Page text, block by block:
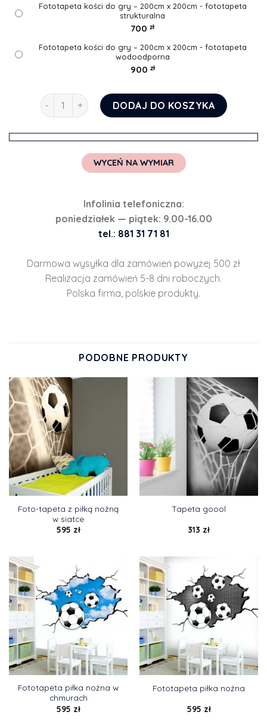
Fototapeta kości do gry – 200cm x 200cm - fototapeta
strukturalna
700 zł
Fototapeta kości do gry – 200cm x 200cm - fototapeta
wodoodporna
900 zł
ilość Fototapeta kości do gryDODAJ DO KOSZYKA
WYCEŃ NA WYMIAR
Infolinia telefoniczna:
poniedziałek — piątek: 9.00-16.00
tel.: 881 31 71 81
Darmowa wysyłka dla zamówień powyżej 500 zł
Realizacja zamówień 5-8 dni roboczych.
Polska firma, polskie produkty.
PODOBNE PRODUKTY
Foto-tapeta z piłką nożną
w siatce
595 zł
Tapeta goool
313 zł
Fototapeta piłka nożna w
chmurach
595 zł
Fototapeta piłka nożna
595 zł